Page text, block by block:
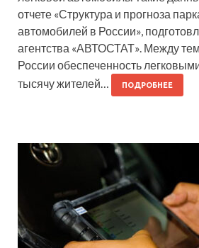
отчете «Структура и прогноза
автомобилей в России»,
агентства «АВТОСТАТ». Между
России обеспеченность
тысячу жителей…
ПОДРОБНЕЕ